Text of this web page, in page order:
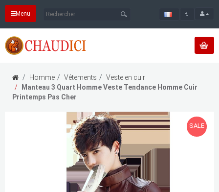
Menu €
Homme Vêtements
Veste en cuir
Manteau 3 Quart Homme Veste Tendance Homme Cuir
Printemps Pas Cher
SALE